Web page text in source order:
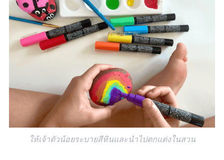
ให้เจ้าตัวน้อยระบายสีหินและนำไปตกแต่งในสวน